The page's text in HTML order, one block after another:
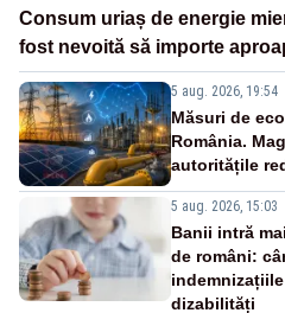
Consum uriaș de energie
fost nevoită să importe
5 aug. 2026, 19:54
Măsuri de
România.
autoritățile
5 aug. 2026, 15:03
Banii intră
de români:
dizabilități